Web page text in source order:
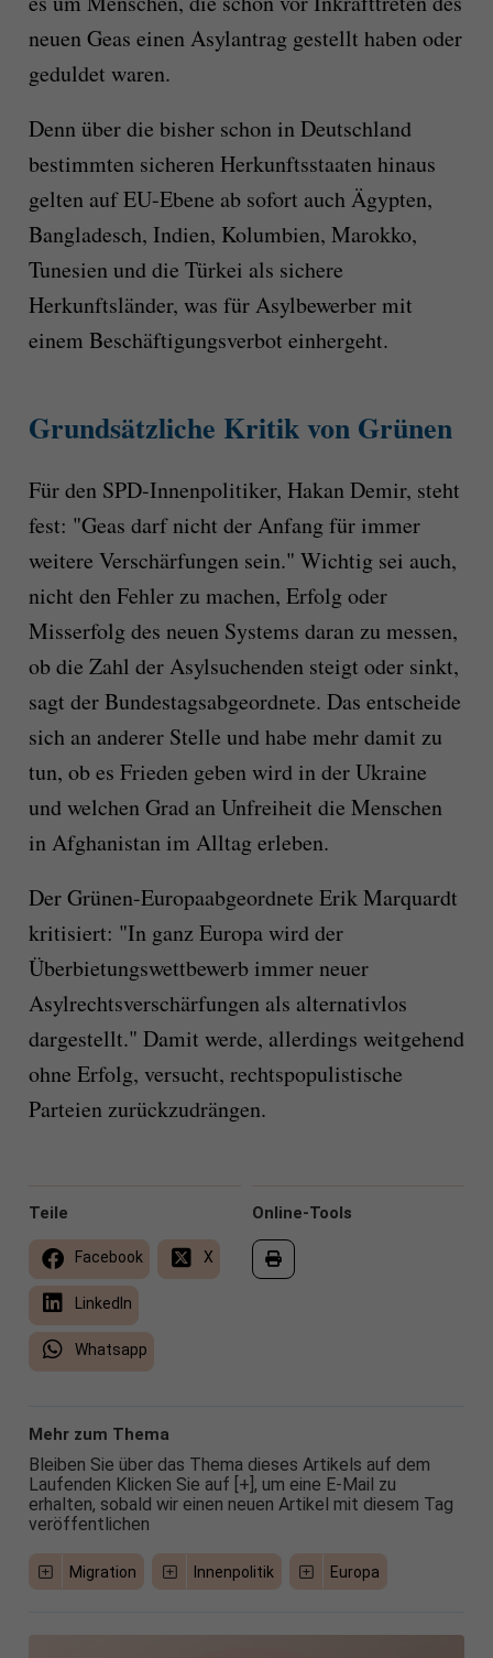
neuen Geas einen Asylantrag gestellt haben oder
geduldet waren.
Denn über die bisher schon in Deutschland
bestimmten sicheren Herkunftsstaaten hinaus
gelten auf EU-Ebene ab sofort auch Ägypten,
Bangladesch, Indien, Kolumbien, Marokko,
Tunesien und die Türkei als sichere
Herkunftsländer, was für Asylbewerber mit
einem Beschäftigungsverbot einhergeht.
Grundsätzliche Kritik von Grünen
Für den SPD-Innenpolitiker, Hakan Demir, steht
fest: "Geas darf nicht der Anfang für immer
weitere Verschärfungen sein." Wichtig sei auch,
nicht den Fehler zu machen, Erfolg oder
Misserfolg des neuen Systems daran zu messen,
ob die Zahl der Asylsuchenden steigt oder sinkt,
sagt der Bundestagsabgeordnete. Das entscheide
sich an anderer Stelle und habe mehr damit zu
tun, ob es Frieden geben wird in der Ukraine
und welchen Grad an Unfreiheit die Menschen
in Afghanistan im Alltag erleben.
Der Grünen-Europaabgeordnete Erik Marquardt
kritisiert: "In ganz Europa wird der
Überbietungswettbewerb immer neuer
Asylrechtsverschärfungen als alternativlos
dargestellt." Damit werde, allerdings weitgehend
ohne Erfolg, versucht, rechtspopulistische
Parteien zurückzudrängen.
Online-Tools
Teile
Facebook X
LinkedIn
Whatsapp
Mehr zum Thema
Bleiben Sie über das Thema dieses Artikels auf dem
Laufenden Klicken Sie auf [+], um eine E-Mail zu
erhalten, sobald wir einen neuen Artikel mit diesem Tag
veröffentlichen
Migration Innenpolitik Europa